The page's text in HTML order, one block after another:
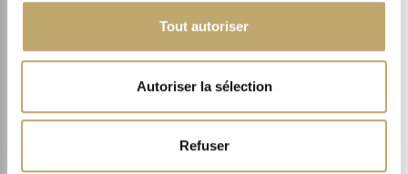
Tout autoriser
Autoriser la sélection
Refuser
FACE
4.